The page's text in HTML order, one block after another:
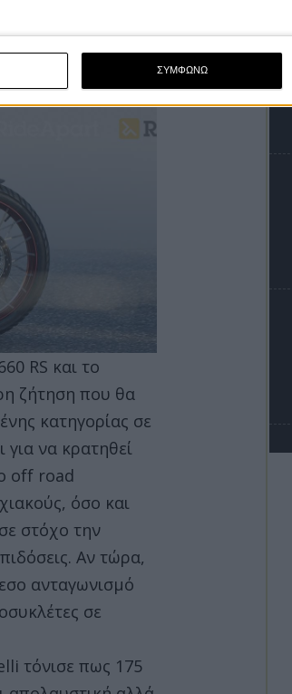
ΣΥΜΦΩΝΩ
RS και το
ζήτηση που θα
κατηγορίας σε
να κρατηθεί
off road
όσο και
στόχο την
Αν τώρα,
ανταγωνισμό
σε
τόνισε πως 175